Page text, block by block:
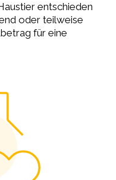
entschieden
oder teilweise
für eine